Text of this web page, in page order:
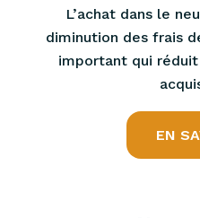
L’achat dans le
diminution des frais
important qui
EN